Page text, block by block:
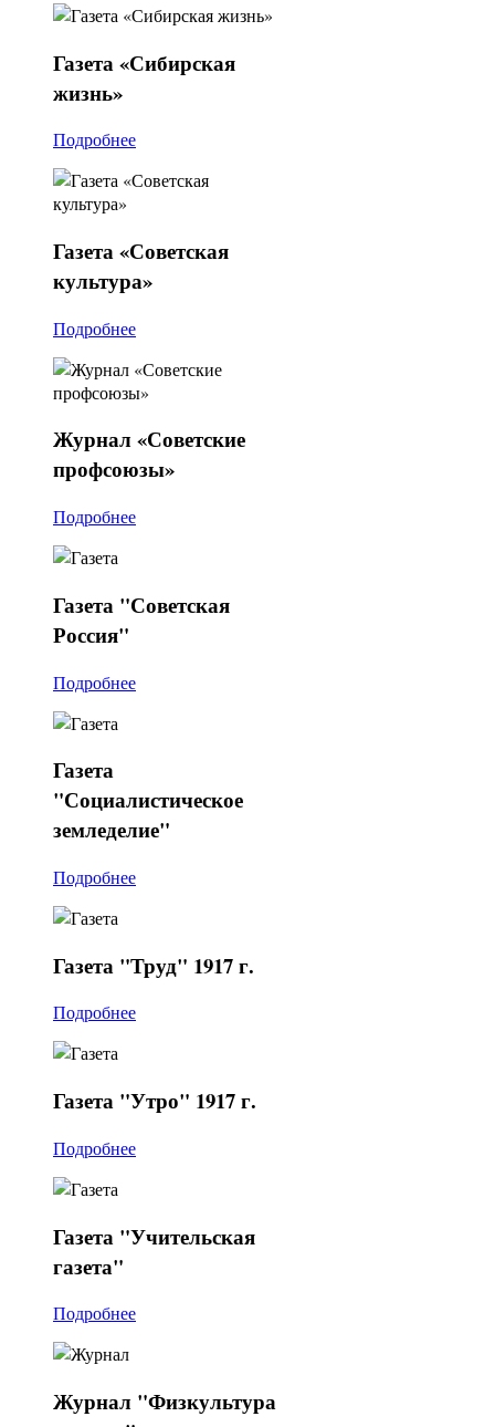
Газета«Сибирская
жизнь»
Подробнее
Газета«Советская
культура»
Подробнее
Журнал«Советские
профсоюзы»
Подробнее
Газета "Советская
Россия"
Подробнее
Газета
"Социалистическое
земледелие"
Подробнее
Газета "Труд" 1917 г.
Подробнее
Газета "Утро" 1917 г.
Подробнее
Газета "Учительская
газета"
Подробнее
Журнал "Физкультура